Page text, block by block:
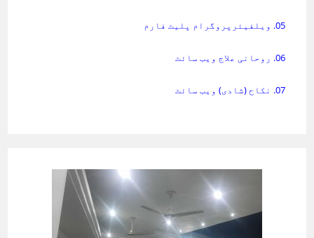
05. ویلفیئرپروگرام پلیٹ فارم
06. روحانی علاج ویب سائٹ
07. نکاح (شادی) ویب سائٹ